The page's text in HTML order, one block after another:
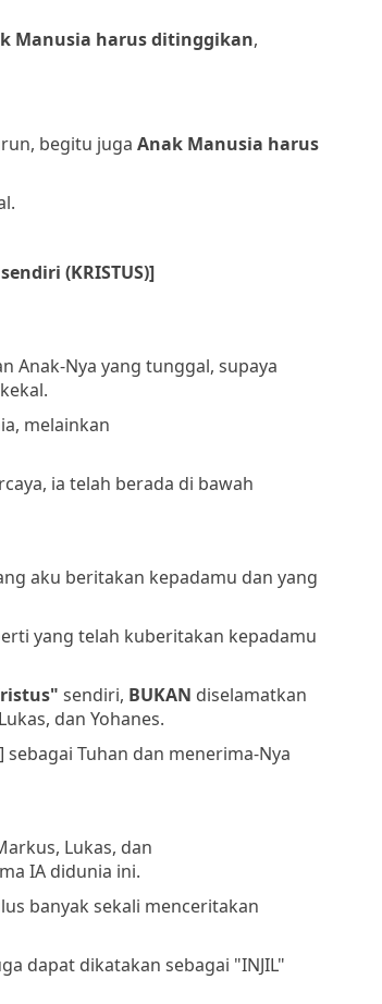
Manusia harus ditinggikan,
begitu juga Anak Manusia harus
(KRISTUS)]
Anak-Nya yang tunggal, supaya
melainkan
ia telah berada di bawah
aku beritakan kepadamu dan yang
yang telah kuberitakan kepadamu
sendiri, BUKAN diselamatkan
dan Yohanes.
Tuhan dan menerima-Nya
Lukas, dan
IA didunia ini.
banyak sekali menceritakan
dapat dikatakan sebagai "INJIL"